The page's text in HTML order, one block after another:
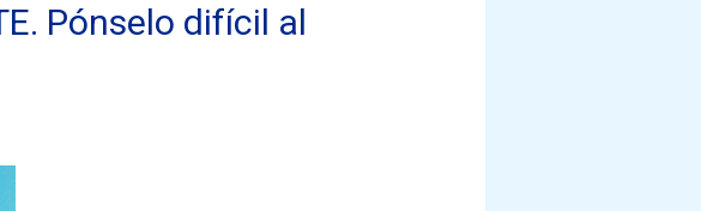
Pónselo difícil al